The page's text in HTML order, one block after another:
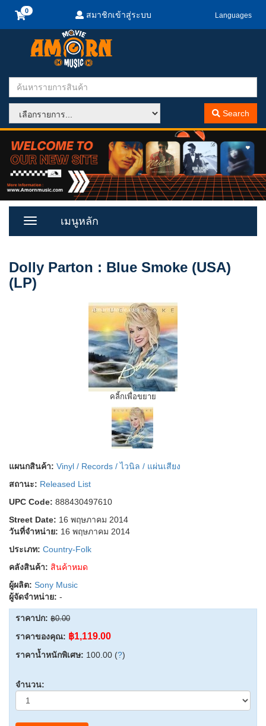
สมาชิกเข้าสู่ระบบ Languages
Search
Toggle
เมนูหลัก
Dolly Parton : Blue Smoke (USA)
(LP)
คลิ้กเพื่อขยาย
แผนกสินค้า: Vinyl / Records / ไวนิล / แผ่นเสียง
สถานะ: Released List
UPC Code: 888430497610
Street Date: 16 พฤษภาคม 2014
วันที่จำหน่าย: 16 พฤษภาคม 2014
ประเภท: Country-Folk
คลังสินค้า: สินค้าหมด
ผู้ผลิต: Sony Music
ผู้จัดจำหน่าย: -
ราคาปก: ฿0.00
ราคาของคุณ: ฿1,119.00
ราคาน้ำหนักพิเศษ: 100.00 (?)
จำนวน: